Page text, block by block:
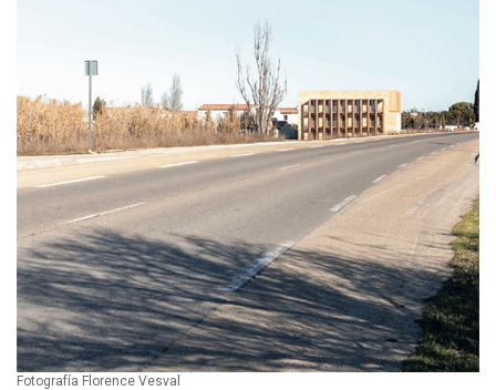
Fotografía Florence Vesval